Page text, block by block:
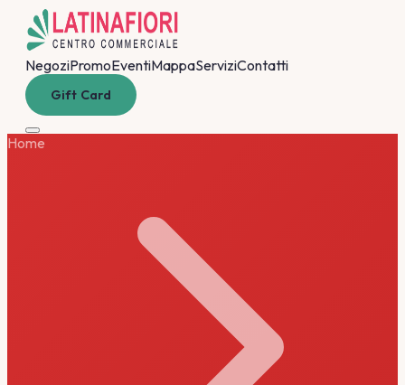
NegoziPromoEventiMappaServiziContatti
Gift Card
Home